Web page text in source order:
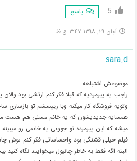
5 پاسخ
آبان ۲۹, ۱۳۹۸ ۳:۴۷ ق.ظ
sara.d
موضوعش اشتباهه
راجب یه پیرمردیه که قبلا فکر کنم ارتشی بود
وتویه فروشگاه کار میکنه وبا رییسشم تو بازسازی
همسایه جدیدیشون که یه خانم مسنی هم هست
میشه که این پیرمرده تو جوونی یه خانمی رو
فیلم خیلی قشنگی بود واحساساتی فکر کنم توش
البته اگه فقط به خاطر چانیول میخوایید نگاه